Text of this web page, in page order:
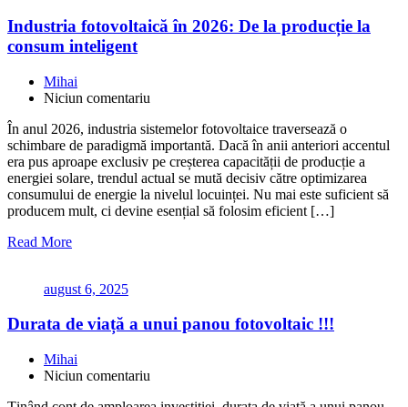
Industria fotovoltaică în 2026: De la producție la
consum inteligent
Mihai
Niciun comentariu
În anul 2026, industria sistemelor fotovoltaice traversează o
schimbare de paradigmă importantă. Dacă în anii anteriori accentul
era pus aproape exclusiv pe creșterea capacității de producție a
energiei solare, trendul actual se mută decisiv către optimizarea
consumului de energie la nivelul locuinței. Nu mai este suficient să
producem mult, ci devine esențial să folosim eficient […]
Read More
august 6, 2025
Durata de viață a unui panou fotovoltaic !!!
Mihai
Niciun comentariu